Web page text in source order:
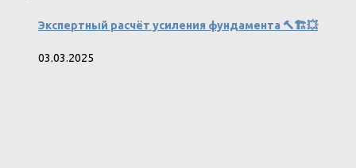
Экспертный расчёт усиления фундамента 🔨🏗️💥
03.03.2025